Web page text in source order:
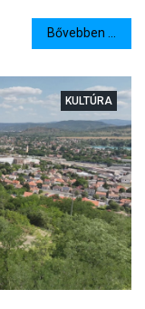
Bővebben ...
KULTÚRA